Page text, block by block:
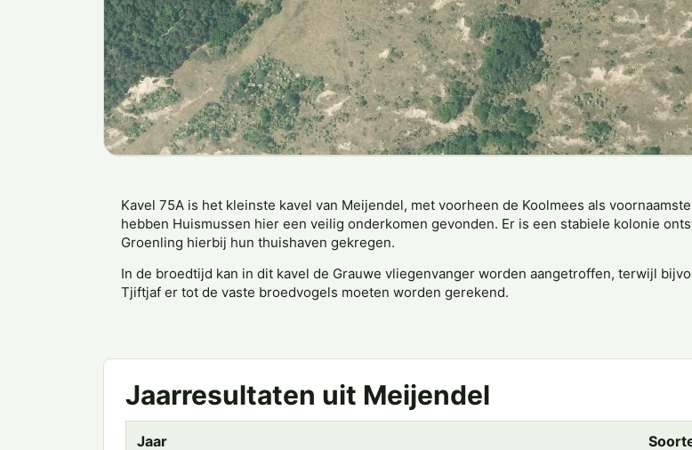
Kavel 75A is het kleinste kavel van Meijendel, met voorheen de Koolmees als
hebben Huismussen hier een veilig onderkomen gevonden. Er is een stabiele kolonie
Groenling hierbij hun thuishaven gekregen.
In de broedtijd kan in dit kavel de Grauwe vliegenvanger worden aangetroffen, terwijl
Tjiftjaf er tot de vaste broedvogels moeten worden gerekend.
Jaarresultaten uit Meijendel
Jaar